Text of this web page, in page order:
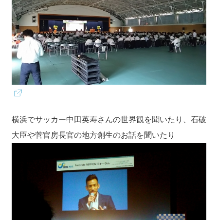
横浜でサッカー中田英寿さんの世界観を聞いたり、石破
大臣や菅官房長官の地方創生のお話を聞いたり